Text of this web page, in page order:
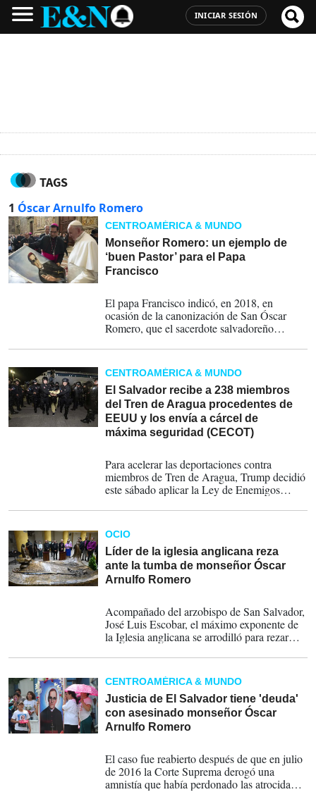
INICIAR SESIÓN
TAGS
1 Óscar Arnulfo Romero
CENTROAMÉRICA & MUNDO
Monseñor Romero: un ejemplo de
‘buen Pastor’ para el Papa
Francisco
El papa Francisco indicó, en 2018, en
ocasión de la canonización de San Óscar
Romero, que el sacerdote salvadoreño
Incluso, lo usó más de una vez como ejemplo
a seguir.
CENTROAMÉRICA & MUNDO
El Salvador recibe a 238 miembros
del Tren de Aragua procedentes de
EEUU y los envía a cárcel de
máxima seguridad (CECOT)
Para acelerar las deportaciones contra
miembros de Tren de Aragua, Trump decidió
este sábado aplicar la Ley de Enemigos
había sido invocada desde la Segunda Guerra
Mundial (1939-1945).
OCIO
Líder de la iglesia anglicana reza
ante la tumba de monseñor Óscar
Arnulfo Romero
Acompañado del arzobispo de San Salvador,
José Luis Escobar, el máximo exponente de
la Iglesia anglicana se arrodilló para rezar
reposan los restos de Romero.
CENTROAMÉRICA & MUNDO
Justicia de El Salvador tiene 'deuda'
con asesinado monseñor Óscar
Arnulfo Romero
El caso fue reabierto después de que en julio
de 2016 la Corte Suprema derogó una
amnistía que había perdonado las atrocidades